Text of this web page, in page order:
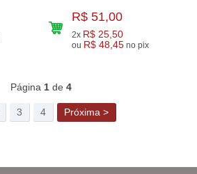
R$ 51,00
2x R$ 25,50
ou R$ 48,45 no pix
Página 1de 4
3 4 Próxima >